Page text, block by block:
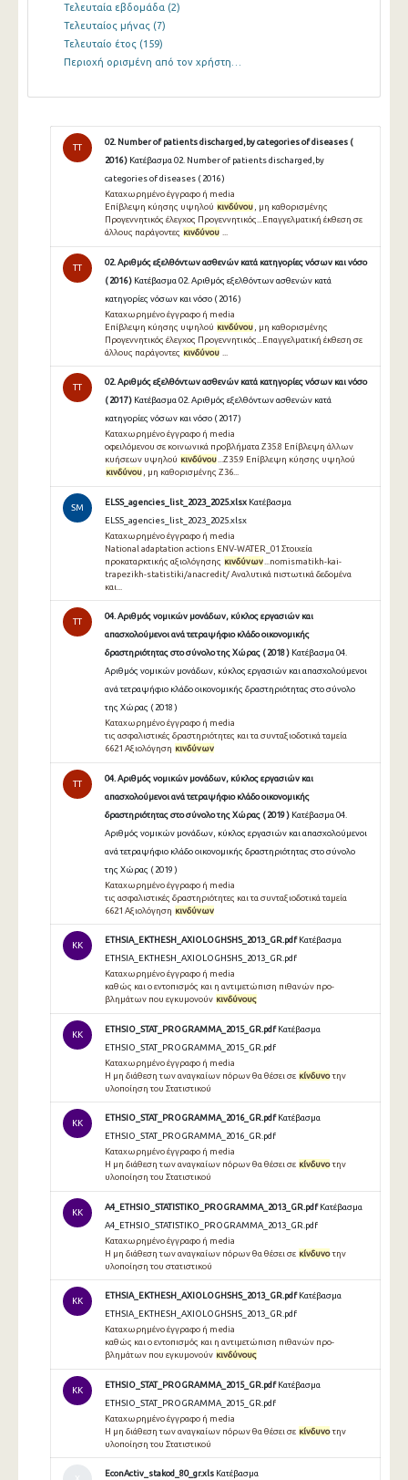
Τελευταία εβδομάδα (2)
Τελευταίος μήνας (7)
Τελευταίο έτος (159)
Περιοχή ορισμένη από τον χρήστη…
TT
02. Number of patients discharged,by categories of diseases (
2016 ) Κατέβασμα 02. Number of patients discharged,by
categories of diseases ( 2016 )
Καταχωρημένο έγγραφο ή media
Επίβλεψη κύησης υψηλού κινδύνου , μη καθορισμένης
Προγεννητικός έλεγχος Προγεννητικός...Επαγγελματική έκθεση σε
άλλους παράγοντες κινδύνου ...
TT
02. Αριθμός εξελθόντων ασθενών κατά κατηγορίες νόσων και νόσο
( 2016 ) Κατέβασμα 02. Αριθμός εξελθόντων ασθενών κατά
κατηγορίες νόσων και νόσο ( 2016 )
Καταχωρημένο έγγραφο ή media
Επίβλεψη κύησης υψηλού κινδύνου , μη καθορισμένης
Προγεννητικός έλεγχος Προγεννητικός...Επαγγελματική έκθεση σε
άλλους παράγοντες κινδύνου
TT
02. Αριθμός εξελθόντων ασθενών κατά κατηγορίες νόσων και νόσο
( 2017 ) Κατέβασμα 02. Αριθμός εξελθόντων ασθενών κατά
κατηγορίες νόσων και νόσο ( 2017 )
Καταχωρημένο έγγραφο ή media
οφειλόμενου σε κοινωνικά προβλήματα Z35.8 Επίβλεψη άλλων
κυήσεων υψηλού κινδύνου...Z35.9 Επίβλεψη κύησης υψηλού
κινδύνου , μη καθορισμένης Z36...
SM
ELSS_agencies_list_2023_2025.xlsx Κατέβασμα
ELSS_agencies_list_2023_2025.xlsx
Καταχωρημένο έγγραφο ή media
National adaptation actions ENV-WATER_01 Στοιχεία
προκαταρκτικής αξιολόγησης κινδύνων ...nomismatikh-kai-
trapezikh-statistiki/anacredit/ Αναλυτικά πιστωτικά δεδομένα
και...
TT
04. Αριθμός νομικών μονάδων, κύκλος εργασιών και
απασχολούμενοι ανά τετραψήφιο κλάδο οικονομικής
δραστηριότητας στο σύνολο της Χώρας ( 2018 ) Κατέβασμα 04.
Αριθμός νομικών μονάδων, κύκλος εργασιών και απασχολούμενοι
ανά τετραψήφιο κλάδο οικονομικής δραστηριότητας στο σύνολο
της Χώρας ( 2018 )
Καταχωρημένο έγγραφο ή media
τις ασφαλιστικές δραστηριότητες και τα συνταξιοδοτικά ταμεία
6621 Αξιολόγηση κινδύνων
TT
04. Αριθμός νομικών μονάδων, κύκλος εργασιών και
απασχολούμενοι ανά τετραψήφιο κλάδο οικονομικής
δραστηριότητας στο σύνολο της Χώρας ( 2019 ) Κατέβασμα 04.
Αριθμός νομικών μονάδων, κύκλος εργασιών και απασχολούμενοι
ανά τετραψήφιο κλάδο οικονομικής δραστηριότητας στο σύνολο
της Χώρας ( 2019 )
Καταχωρημένο έγγραφο ή media
τις ασφαλιστικές δραστηριότητες και τα συνταξιοδοτικά ταμεία
6621 Αξιολόγηση κινδύνων
KK
ETHSIA_EKTHESH_AXIOLOGHSHS_2013_GR.pdf Κατέβασμα
ETHSIA_EKTHESH_AXIOLOGHSHS_2013_GR.pdf
Καταχωρημένο έγγραφο ή media
καθώς και ο εντοπισμός και η αντιμετώπιση πιθανών προ-
βλημάτων που εγκυμονούν κινδύνους
KK
ETHSIO_STAT_PROGRAMMA_2015_GR.pdf Κατέβασμα
ETHSIO_STAT_PROGRAMMA_2015_GR.pdf
Καταχωρημένο έγγραφο ή media
Η μη διάθεση των αναγκαίων πόρων θα θέσει σε κίνδυνοτην
υλοποίηση του Στατιστικού
KK
ETHSIO_STAT_PROGRAMMA_2016_GR.pdf Κατέβασμα
ETHSIO_STAT_PROGRAMMA_2016_GR.pdf
Καταχωρημένο έγγραφο ή media
Η μη διάθεση των αναγκαίων πόρων θα θέσει σε κίνδυνοτην
υλοποίηση του Στατιστικού
KK
A4_ETHSIO_STATISTIKO_PROGRAMMA_2013_GR.pdf Κατέβασμα
A4_ETHSIO_STATISTIKO_PROGRAMMA_2013_GR.pdf
Καταχωρημένο έγγραφο ή media
Η μη διάθεση των αναγκαίων πόρων θα θέσει σε κίνδυνοτην
υλοποίηση του στατιστικού
KK
ETHSIA_EKTHESH_AXIOLOGHSHS_2013_GR.pdf Κατέβασμα
ETHSIA_EKTHESH_AXIOLOGHSHS_2013_GR.pdf
Καταχωρημένο έγγραφο ή media
καθώς και ο εντοπισμός και η αντιμετώπιση πιθανών προ-
βλημάτων που εγκυμονούν κινδύνους
KK
ETHSIO_STAT_PROGRAMMA_2015_GR.pdf Κατέβασμα
ETHSIO_STAT_PROGRAMMA_2015_GR.pdf
Καταχωρημένο έγγραφο ή media
Η μη διάθεση των αναγκαίων πόρων θα θέσει σε κίνδυνοτην
υλοποίηση του Στατιστικού
EconActiv_stakod_80_gr.xls Κατέβασμα